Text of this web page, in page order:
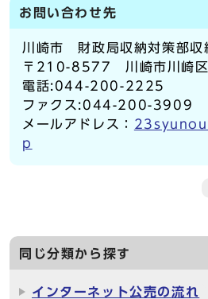
お問い合わせ先
川崎市 財政局収納対策部収
〒210-8577 川崎市川崎区
電話:044-200-2225
ファクス:044-200-3909
メールアドレス：
p
同じ分類から探す
インターネット公売の流れ